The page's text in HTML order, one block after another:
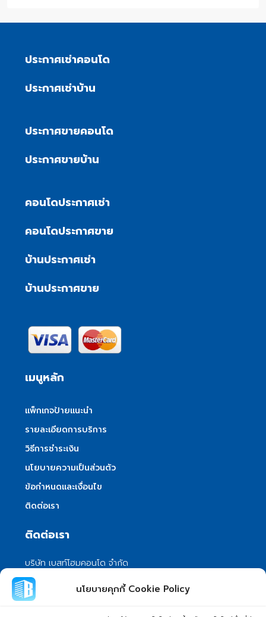
นโยบายคุกกี้ Cookie Policy
ประกาศเช่าคอนโด
ประกาศเช่าบ้าน
ประกาศขายคอนโด
ประกาศขายบ้าน
คอนโดประกาศเช่า
คอนโดประกาศขาย
บ้านประกาศเช่า
บ้านประกาศขาย
เมนูหลัก
แพ็กเกจป้ายแนะนำ
รายละเอียดการบริการ
วิธีการชำระเงิน
นโยบายความเป็นส่วนตัว
ข้อกำหนดและเงื่อนไข
ติดต่อเรา
ติดต่อเรา
บริษัท เบสท์โฮมคอนโด จำกัด
101/399 หมู่ 7 แขวงลําผักชี เขตหนองจอก
กรุงเทพมหานคร 10530